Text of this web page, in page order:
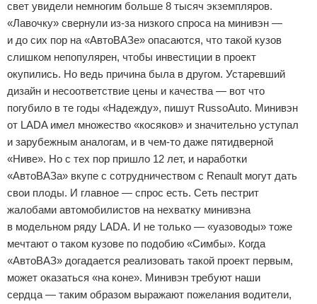
свет увидели немногим больше 8 тысяч экземпляров.
«Лавочку» свернули из-за низкого спроса на минивэн —
и до сих пор на «АвтоВАЗе» опасаются, что такой кузов
слишком непопулярен, чтобы инвестиции в проект
окупились. Но ведь причина была в другом. Устаревший
дизайн и несоответствие цены и качества — вот что
погубило в те годы «Надежду», пишут RussoAuto. Минивэн
от LADA имел множество «косяков» и значительно уступал
и зарубежным аналогам, и в чем-то даже пятидверной
«Ниве». Но с тех пор пришло 12 лет, и наработки
«АвтоВАЗа» вкупе с сотрудничеством с Renault могут дать
свои плоды. И главное — спрос есть. Сеть пестрит
жалобами автомобилистов на нехватку минивэна
в модельном ряду LADA. И не только — «уазоводы» тоже
мечтают о таком кузове по подобию «Симбы». Когда
«АвтоВАЗ» догадается реализовать такой проект первым,
может оказаться «на коне». Минивэн требуют наши
сердца — таким образом выражают пожелания водители,